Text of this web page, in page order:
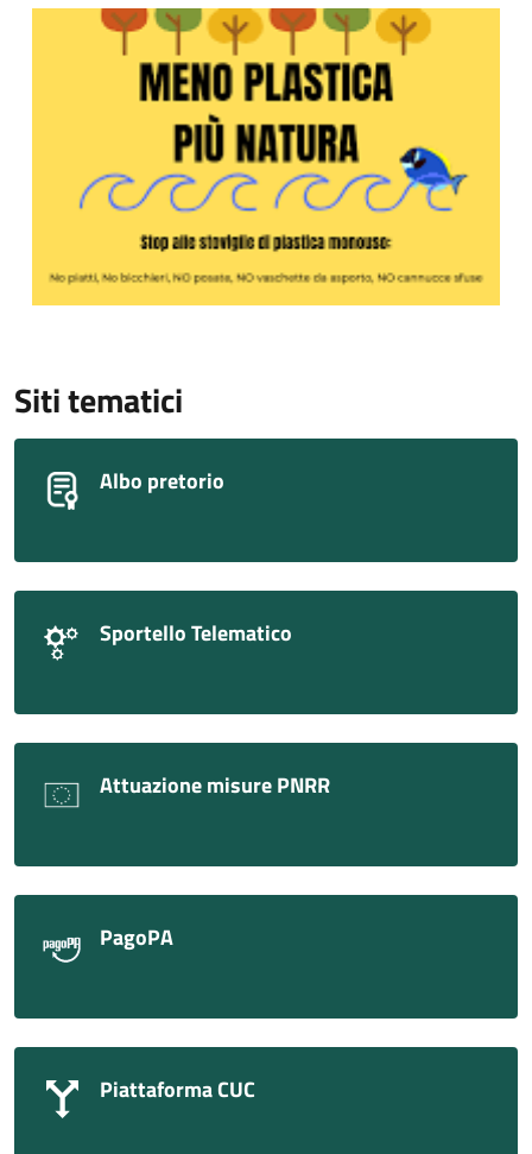
Meno plastica più natura - Clicca per saperne di più
Siti tematici
Albo pretorio
Sportello Telematico
Attuazione misure PNRR
PagoPA
Piattaforma CUC